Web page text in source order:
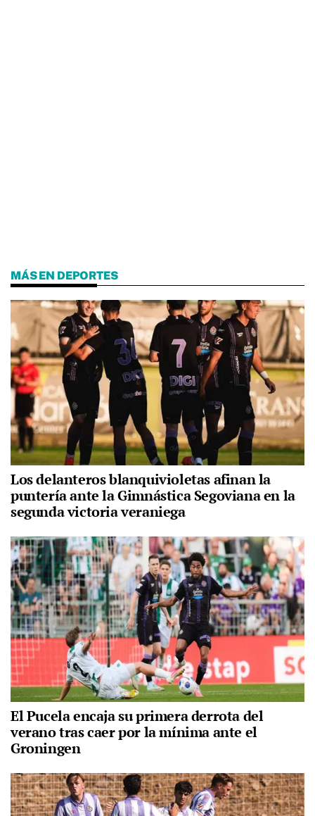
MÁS EN DEPORTES
Los delanteros blanquivioletas afinan la
puntería ante la Gimnástica Segoviana en la
segunda victoria veraniega
El Pucela encaja su primera derrota del
verano tras caer por la mínima ante el
Groningen